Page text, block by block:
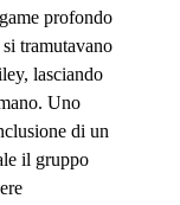
profondo
si tramutavano
lasciando
Uno
di un
il gruppo